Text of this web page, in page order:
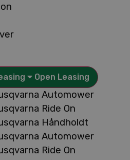
Open Leasing
Automower
Ride On
Håndholdt
Automower
Ride On